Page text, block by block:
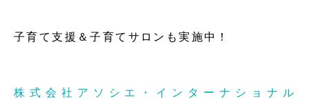
子育て支援＆子育てサロンも実施中！
株式会社アソシエ・インターナショナル